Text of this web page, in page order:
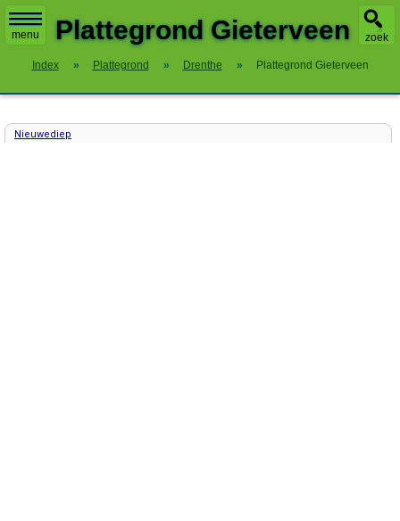
menu zoek
Plattegrond Gieterveen
Index » Plattegrond » Drenthe » Plattegrond Gieterveen
Nieuwediep